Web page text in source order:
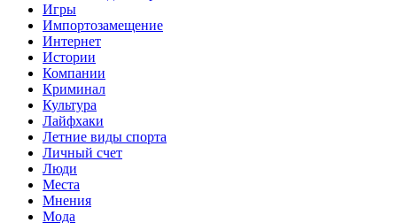
Игры
Импортозамещение
Интернет
Истории
Компании
Криминал
Культура
Лайфхаки
Летние виды спорта
Личный счет
Люди
Места
Мнения
Мода